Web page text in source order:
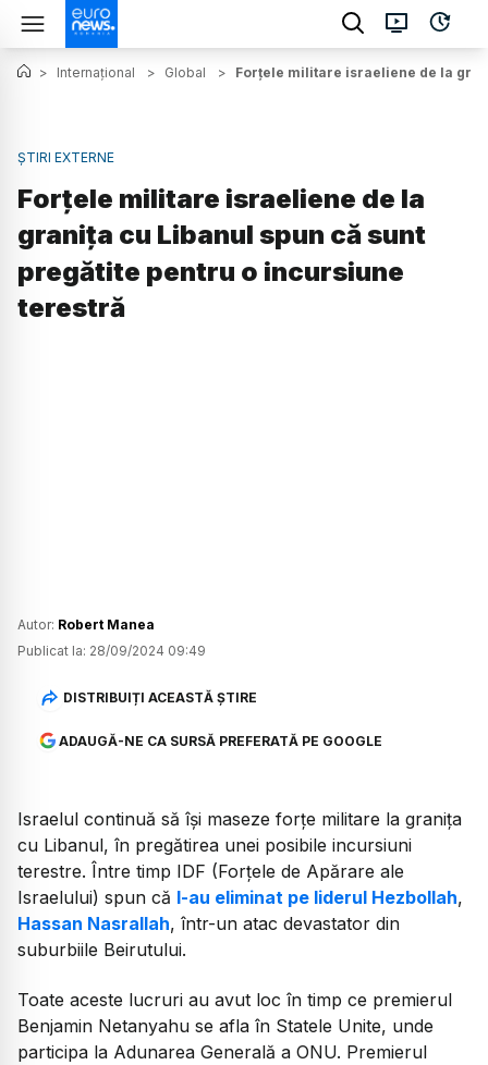
> Internațional > Global > Forțele militare israeliene de la
ȘTIRI EXTERNE
Forțele militare israeliene de la
granița cu Libanul spun că sunt
pregătite pentru o incursiune
terestră
Autor: Robert Manea
Publicat la: 28/09/2024 09:49
DISTRIBUIȚI ACEASTĂ ȘTIRE
ADAUGĂ-NE CA SURSĂ PREFERATĂ PE GOOGLE
Israelul continuă să își maseze forțe militare la granița
cu Libanul, în pregătirea unei posibile incursiuni
terestre. Între timp IDF (Forțele de Apărare ale
Israelului) spun că l-au eliminat pe liderul Hezbollah,
Hassan Nasrallah, într-un atac devastator din
suburbiile Beirutului.
Toate aceste lucruri au avut loc în timp ce premierul
Benjamin Netanyahu se afla în Statele Unite, unde
participa la Adunarea Generală a ONU. Premierul